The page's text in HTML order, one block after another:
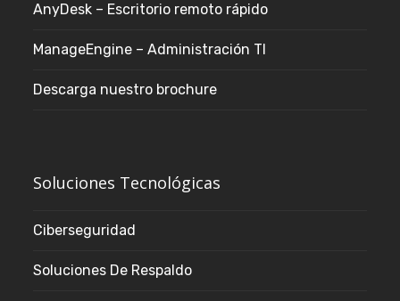
AnyDesk – Escritorio remoto rápido
ManageEngine – Administración TI
Descarga nuestro brochure
Soluciones Tecnológicas
Ciberseguridad
Soluciones De Respaldo